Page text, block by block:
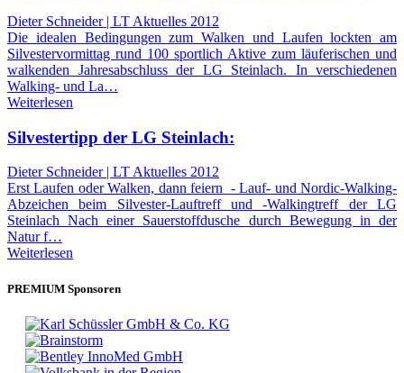
Dieter Schneider | LT Aktuelles 2012
Die idealen Bedingungen zum Walken und Laufen lockten am
Silvestervormittag rund 100 sportlich Aktive zum läuferischen und
walkenden Jahresabschluss der LG Steinlach. In verschiedenen
Walking- und La…
Weiterlesen
Silvestertipp der LG Steinlach:
Dieter Schneider | LT Aktuelles 2012
Erst Laufen oder Walken, dann feiern - Lauf- und Nordic-Walking-
Abzeichen beim Silvester-Lauftreff und -Walkingtreff der LG
Steinlach Nach einer Sauerstoffdusche durch Bewegung in der
Natur f…
Weiterlesen
PREMIUM Sponsoren